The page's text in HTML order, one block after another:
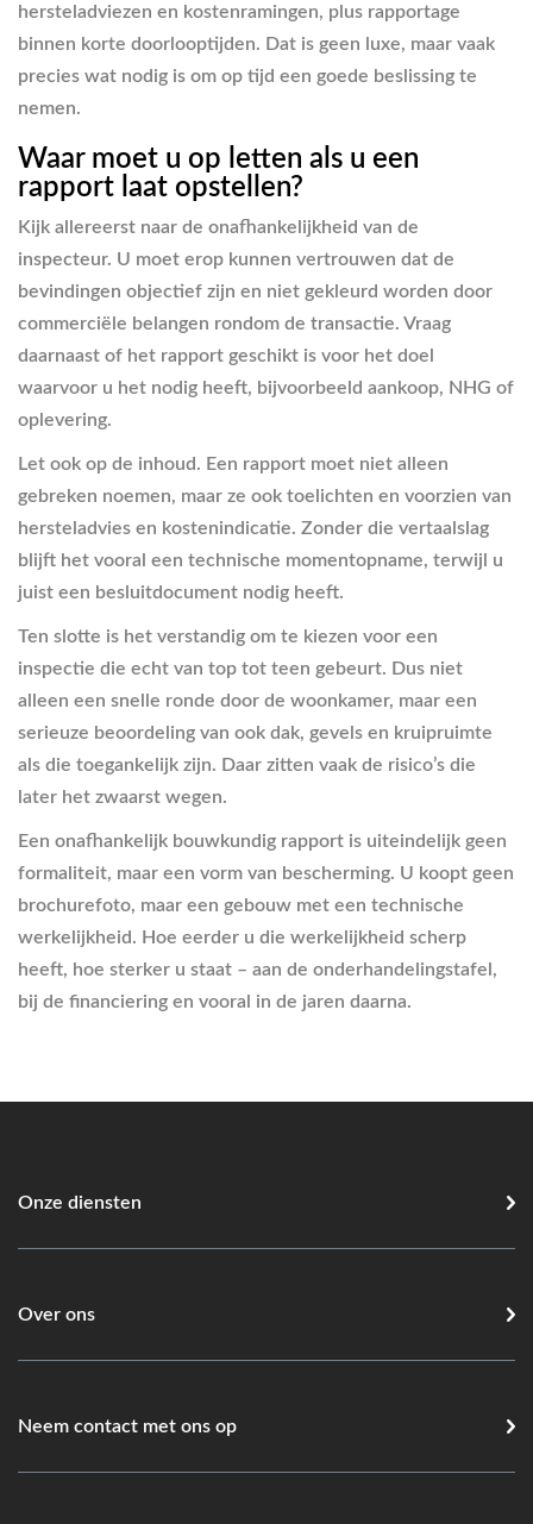
hersteladviezen en kostenramingen, plus rapportage
binnen korte doorlooptijden. Dat is geen luxe, maar vaak
precies wat nodig is om op tijd een goede beslissing te
nemen.
Waar moet u op letten als u een
rapport laat opstellen?
Kijk allereerst naar de onafhankelijkheid van de
inspecteur. U moet erop kunnen vertrouwen dat de
bevindingen objectief zijn en niet gekleurd worden door
commerciële belangen rondom de transactie. Vraag
daarnaast of het rapport geschikt is voor het doel
waarvoor u het nodig heeft, bijvoorbeeld aankoop, NHG of
oplevering.
Let ook op de inhoud. Een rapport moet niet alleen
gebreken noemen, maar ze ook toelichten en voorzien van
hersteladvies en kostenindicatie. Zonder die vertaalslag
blijft het vooral een technische momentopname, terwijl u
juist een besluitdocument nodig heeft.
Ten slotte is het verstandig om te kiezen voor een
inspectie die echt van top tot teen gebeurt. Dus niet
alleen een snelle ronde door de woonkamer, maar een
serieuze beoordeling van ook dak, gevels en kruipruimte
als die toegankelijk zijn. Daar zitten vaak de risico’s die
later het zwaarst wegen.
Een onafhankelijk bouwkundig rapport is uiteindelijk geen
formaliteit, maar een vorm van bescherming. U koopt geen
brochurefoto, maar een gebouw met een technische
werkelijkheid. Hoe eerder u die werkelijkheid scherp
heeft, hoe sterker u staat – aan de onderhandelingstafel,
bij de financiering en vooral in de jaren daarna.
Onze diensten
Over ons
Neem contact met ons op